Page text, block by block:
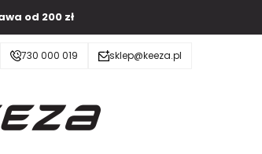
od 200 zł
730 000 019 sklep@keeza.pl